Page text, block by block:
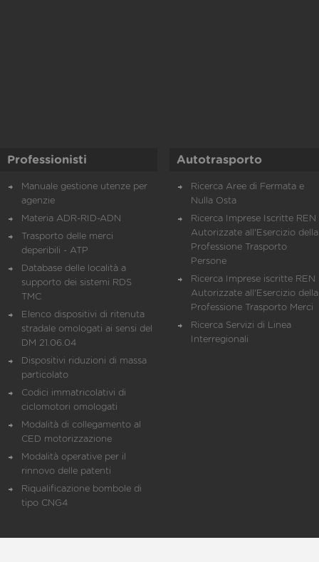
Professionisti
Manuale gestione utenze per
agenzie
Materia ADR-RID-ADN
Trasporto delle merci
deperibili - ATP
Database delle località a
supporto dei sistemi RDS
TMC
Elenco dispositivi di ritenuta
stradale omologati ai sensi del
DM 21.06.04
Dispositivi riduzioni di massa
particolato
Codici immatricolativi di
ciclomotori omologati
Modalità di collegamento al
CED motorizzazione
Modalità operative per il
rinnovo delle patenti
Riqualificazione bombole di
tipo CNG4
Autotrasporto
Ricerca Aree di Fermata e
Nulla Osta
Ricerca Imprese Iscritte REN
Autorizzate all'Esercizio della
Professione Trasporto
Persone
Ricerca Imprese iscritte REN
Autorizzate all'Esercizio della
Professione Trasporto Merci
Ricerca Servizi di Linea
Interregionali